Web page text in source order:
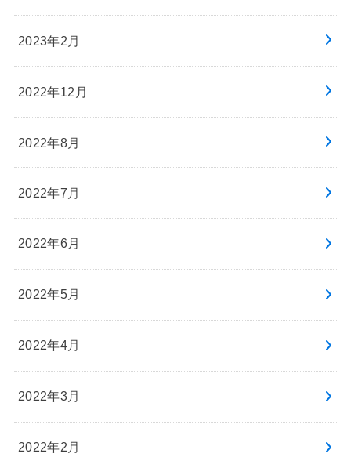
2023年2月
2022年12月
2022年8月
2022年7月
2022年6月
2022年5月
2022年4月
2022年3月
2022年2月